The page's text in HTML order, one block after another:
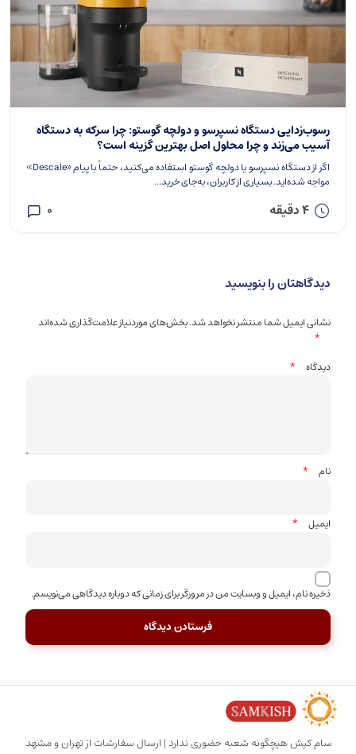
رسوب‌زدایی دستگاه نسپرسو و دولچه گوستو: چرا سرکه به دستگاه
آسیب می‌زند و چرا محلول اصل بهترین گزینه است؟
اگر از دستگاه نسپرسو یا دولچه گوستو استفاده می‌کنید، حتماً با پیام «Descale»
مواجه شده‌اید. بسیاری از کاربران، به‌جای خرید...
4 دقیقه 0
دیدگاهتان را بنویسید
نشانی ایمیل شما منتشر نخواهد شد.بخش‌های موردنیاز علامت‌گذاری شده‌اند
*
دیدگاه *
نام *
ایمیل *
ذخیره نام، ایمیل و وبسایت من در مرورگر برای زمانی که دوباره دیدگاهی می‌نویسم.
سام کیش هیچگونه شعبه حضوری ندارد | ارسال سفارشات از تهران و مشهد